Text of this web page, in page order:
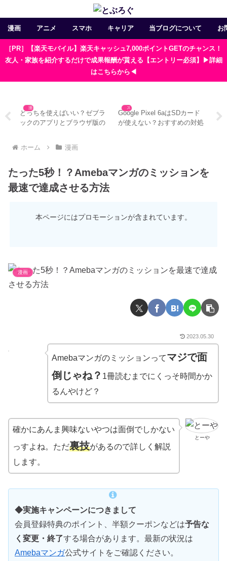
漫画 アニメ スマホ キャリア 当ブログについて お
［PR］【楽天モバイル】楽天キャッシュ7,000ポイントGETのチャンス！
友人・家族を紹介するだけで成果報酬が貰える【エントリー必須】▶詳細
はこちらから◀
漫画
もしや中毒症状！？スマホの
漫画をやめたい人におすすめ
スマホ
Google Pixel 6aにはイヤホン
ジャックが無い！？おすすめ
い
ホーム
漫画
たった5秒！？Amebaマンガのミッションを
最速で達成させる方法
本ページにはプロモーションが含まれています。
漫画
2023.05.30
Amebaマンガのミッションってマジで面
倒じゃね？ 1冊読むまでにくっそ時間かか
るんやけど？
とーや
確かにあんま興味ないやつは面倒でしかない
っすよね。ただ裏技があるので詳しく解説
します。
◆実施キャンペーンにつきまして
会員登録特典のポイント、半額クーポンなどは予告な
く変更・終了する場合があります。最新の状況は
Amebaマンガ公式サイトをご確認ください。